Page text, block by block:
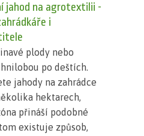
jahod na agrotextilii -
i
plody nebo
po deštích.
jahody na zahrádce
hektarech,
přináší podobné
existuje způsob,